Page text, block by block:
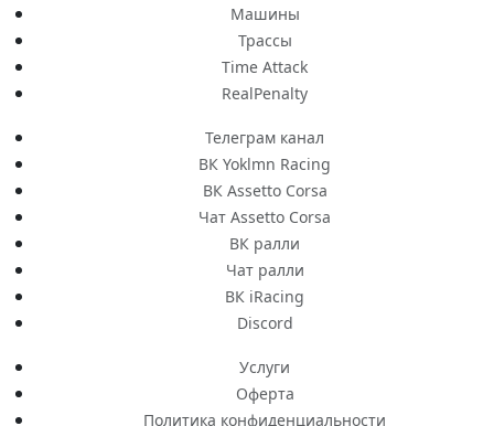
Машины
Трассы
Time Attack
RealPenalty
Телеграм канал
ВК Yoklmn Racing
ВК Assetto Corsa
Чат Assetto Corsa
ВК ралли
Чат ралли
ВК iRacing
Discord
Услуги
Оферта
Политика конфиденциальности